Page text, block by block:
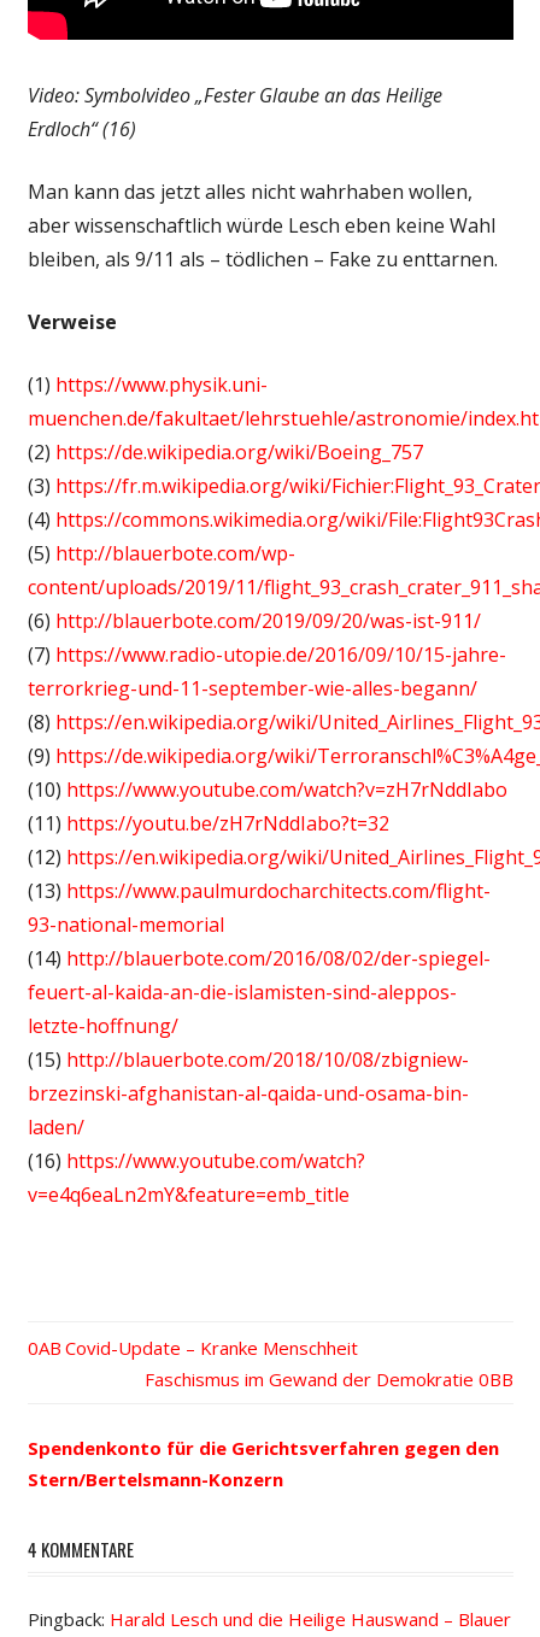
Video: Symbolvideo „Fester Glaube an das Heilige
Erdloch“ (16)
Man kann das jetzt alles nicht wahrhaben wollen,
aber wissenschaftlich würde Lesch eben keine Wahl
bleiben, als 9/11 als – tödlichen – Fake zu enttarnen.
Verweise
(1) https://www.physik.uni-
muenchen.de/fakultaet/lehrstuehle/astronomie/
(2) https://de.wikipedia.org/wiki/Boeing_757
(3) https://fr.m.wikipedia.org/wiki/
(4) https://commons.wikimedia.org/wiki/
(5) http://blauerbote.com/wp-
content/uploads/2019/11/
(6) http://blauerbote.com/2019/09/20/was-ist-911/
(7) https://www.radio-utopie.de/2016/09/10/15-jahre-
terrorkrieg-und-11-september-wie-alles-begann/
(8) https://en.wikipedia.org/wiki/
(9) https://de.wikipedia.org/wiki/
(10) https://www.youtube.com/watch?v=zH7rNddIabo
(11) https://youtu.be/zH7rNddIabo?t=32
(12) https://en.wikipedia.org/wiki/
(13) https://www.paulmurdocharchitects.com/flight-
93-national-memorial
(14) http://blauerbote.com/2016/08/02/der-spiegel-
feuert-al-kaida-an-die-islamisten-sind-aleppos-
letzte-hoffnung/
(15) http://blauerbote.com/2018/10/08/zbigniew-
brzezinski-afghanistan-al-qaida-und-osama-bin-
laden/
(16) https://www.youtube.com/watch?
v=e4q6eaLn2mY&feature=emb_title
Beitrags-
Vorheriger
Covid-Update – Kranke Menschheit
Nächster
Faschismus im Gewand der Demokratie
Spendenkonto für die Gerichtsverfahren gegen den
Stern/Bertelsmann-Konzern
4 KOMMENTARE
Pingback: Harald Lesch und die Heilige Hauswand – Blauer